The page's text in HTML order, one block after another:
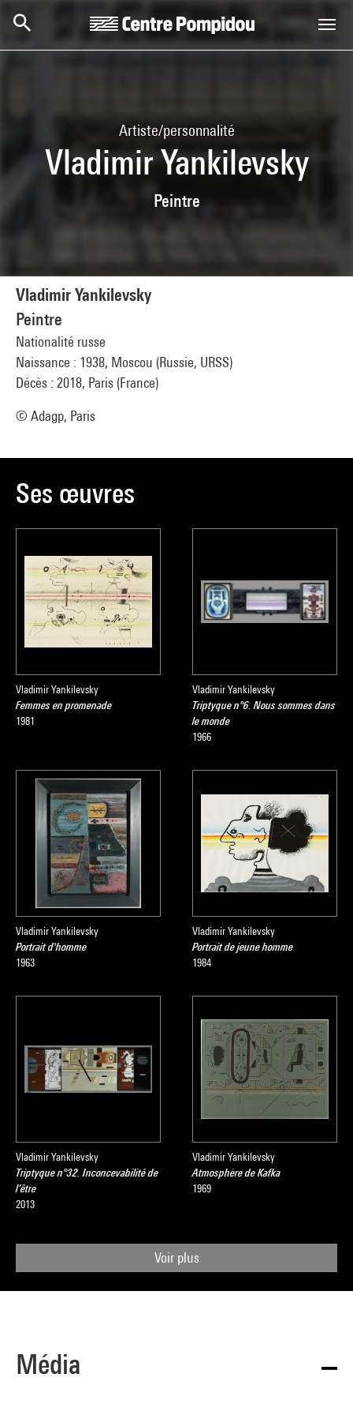
Artiste/personnalité
Vladimir Yankilevsky
Peintre
Vladimir Yankilevsky
Peintre
Nationalité russe
Naissance : 1938, Moscou (Russie, URSS)
Décès : 2018, Paris (France)
© Adagp, Paris
Ses œuvres
Vladimir Yankilevsky
Femmes en promenade
1981
Vladimir Yankilevsky
Triptyque n°6. Nous sommes dans
le monde
1966
Vladimir Yankilevsky
Portrait d'homme
1963
Vladimir Yankilevsky
Portrait de jeune homme
1984
Vladimir Yankilevsky
Triptyque n°32. Inconcevabilité de
l’être
2013
Vladimir Yankilevsky
Atmosphère de Kafka
1969
Voir plus
Média